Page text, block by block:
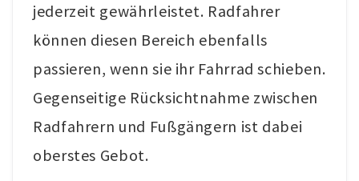
jederzeit gewährleistet. Radfahrer
können diesen Bereich ebenfalls
passieren, wenn sie ihr Fahrrad schieben.
Gegenseitige Rücksichtnahme zwischen
Radfahrern und Fußgängern ist dabei
oberstes Gebot.